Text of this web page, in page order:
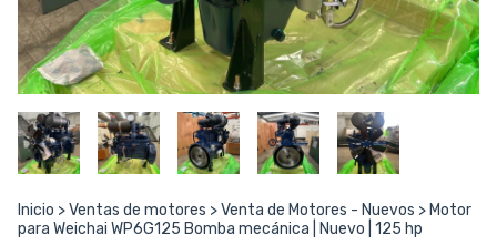
Inicio >Ventas de motores >Venta de Motores - Nuevos > Motor
para Weichai WP6G125 Bomba mecánica | Nuevo | 125 hp